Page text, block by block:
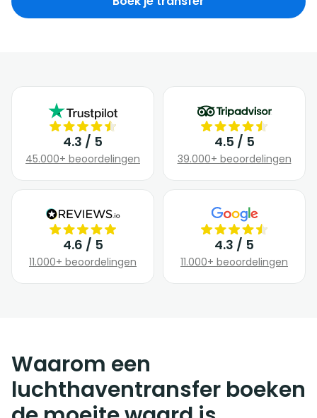
4.3 / 5
45.000+ beoordelingen
4.5 / 5
39.000+ beoordelingen
4.6 / 5
11.000+ beoordelingen
4.3 / 5
11.000+ beoordelingen
Waarom een
luchthaventransfer boeken